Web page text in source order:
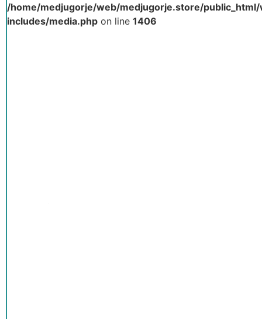
/home/medjugorje/web/medjugorje.store/
includes/media.php on line 1406